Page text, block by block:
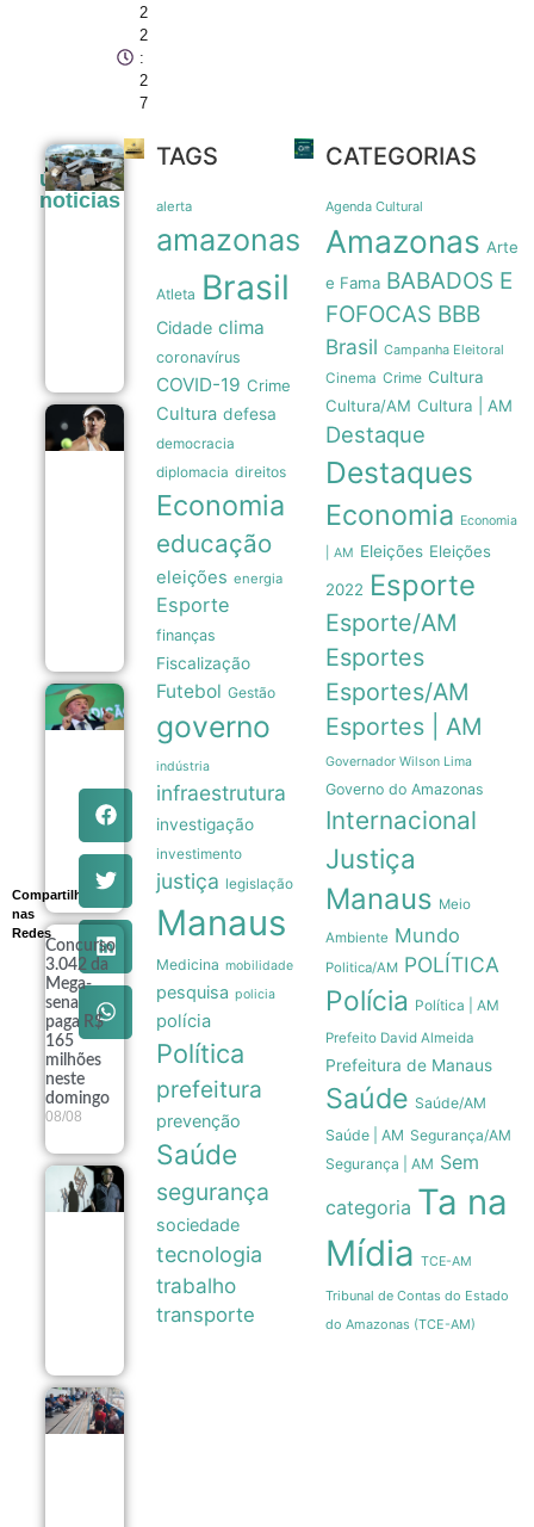
2
2
:
2
7
Compartilhe
nas
Redes
últimas
noticias
Tubarões
como
móveis
intensidade
furacões
08/08
Beatriz
Haddad
Maia
anuncia
pausa
carreira
afasta-
se das
quadras
08/08
pretende
apresentar
dados de
preservação
Amazônia
ao governo
Trump
08/08
Concurso
3.042 da
Mega-
sena
paga R$
165
milhões
neste
domingo
08/08
Exposição
fotográfica
no Rio
revela a
estética e a
resistência
ambulantes
TAGS
alerta
amazonas
Atleta Brasil
Cidade clima
coronavírus
COVID-19 Crime
Cultura defesa
democracia
diplomacia direitos
Economia
educação
eleições energia
Esporte
finanças
Fiscalização
Futebol Gestão
governo
indústria
infraestrutura
investigação
investimento
justiça legislação
Manaus
Medicina mobilidade
pesquisa policia
polícia
Política
prefeitura
prevenção
Saúde
segurança
sociedade
tecnologia
trabalho
transporte
CATEGORIAS
Agenda Cultural
Amazonas Arte
e Fama BABADOS E
FOFOCAS BBB
Brasil Campanha Eleitoral
Cinema Crime Cultura
Cultura/AM Cultura | AM
Destaque
Destaques
Economia Economia
| AM Eleições Eleições
2022 Esporte
Esporte/AM
Esportes
Esportes/AM
Esportes | AM
Governador Wilson Lima
Governo do Amazonas
Internacional
Justiça
Manaus Meio
Ambiente Mundo
Politica/AM POLÍTICA
Polícia Política | AM
Prefeito David Almeida
Prefeitura de Manaus
Saúde Saúde/AM
Saúde | AM Segurança/AM
Segurança | AM Sem
categoria Ta na
Mídia TCE-AM
Tribunal de Contas do Estado
do Amazonas (TCE-AM)